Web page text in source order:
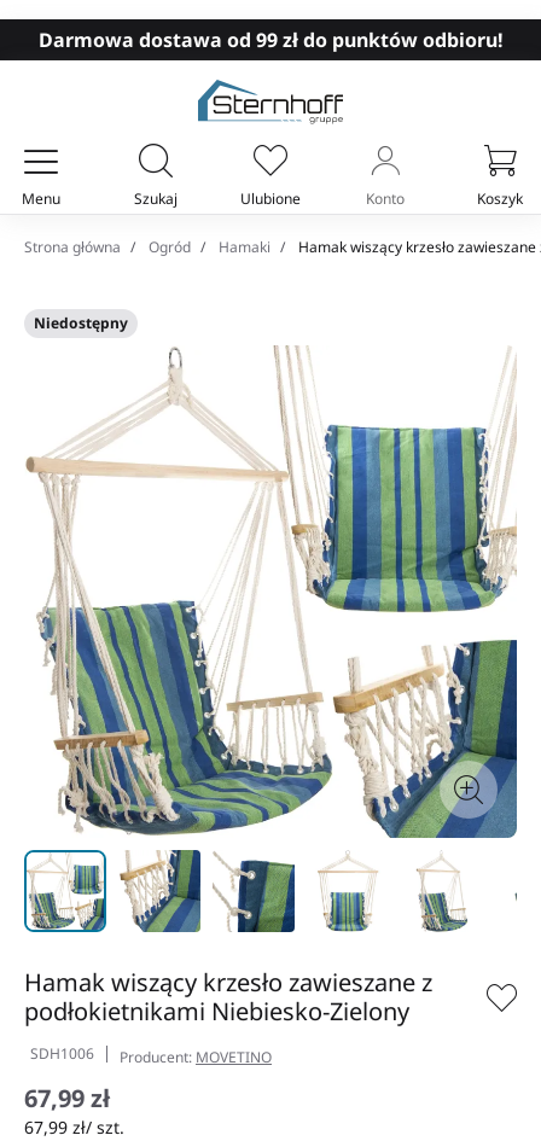
Darmowa dostawa od 99 zł do punktów odbioru!
Menu Szukaj Ulubione Konto Koszyk
Twój koszyk
Strona główna Ogród Hamaki Hamak wiszący krzesło
Niedostępny
Hamak wiszący krzesło zawieszane z
podłokietnikami Niebiesko-Zielony
SDH1006 Producent: MOVETINO
67,99 zł
67,99 zł/ szt.